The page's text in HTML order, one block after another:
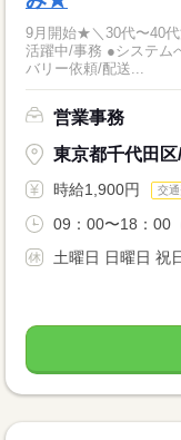
9月開始★＼30代〜40
活躍中/事務 ●システム
バリー依頼/配送...
営業事務
東京都千代田区
時給1,900円 交
09：00〜18：00
土曜日 日曜日 祝